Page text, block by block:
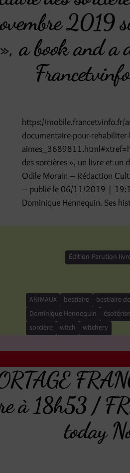
2019
a book and
https://mobile.francetvinfo.fr/
documentaire-pour-
des sorcières », un livre et un
Odile Morain – Rédaction
– publié le 06/11/2019 |
Dominique Hennequin. Ses
Édition-Parution
ANIMAUX bestiaire bestiaire
Dominique Hennequin
sorcière
witch witchery
à 18h53 /
today